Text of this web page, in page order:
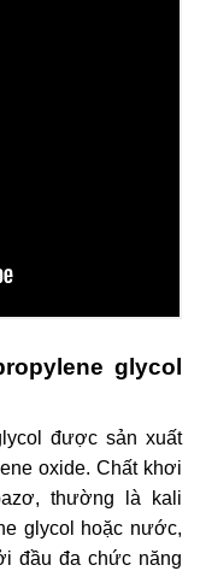
glycol
được sản xuất
oxide. Chất khơi
thường là kali
glycol hoặc nước,
đầu đa chức năng